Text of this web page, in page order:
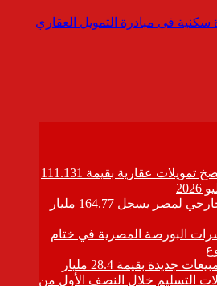
فى مبادرة التمويل العقاري